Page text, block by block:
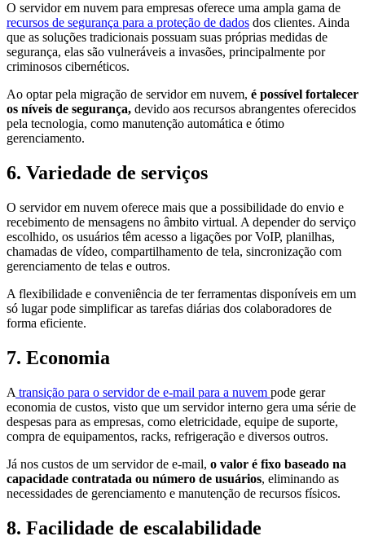
O servidor em nuvem para empresas oferece uma ampla gama de
recursos de segurança para a proteção de dados dos clientes. Ainda
que as soluções tradicionais possuam suas próprias medidas de
segurança, elas são vulneráveis a invasões, principalmente por
criminosos cibernéticos.
Ao optar pela migração de servidor em nuvem, é possível fortalecer
os níveis de segurança, devido aos recursos abrangentes oferecidos
pela tecnologia, como manutenção automática e ótimo
gerenciamento.
6. Variedade de serviços
O servidor em nuvem oferece mais que a possibilidade do envio e
recebimento de mensagens no âmbito virtual. A depender do serviço
escolhido, os usuários têm acesso a ligações por VoIP, planilhas,
chamadas de vídeo, compartilhamento de tela, sincronização com
gerenciamento de telas e outros.
A flexibilidade e conveniência de ter ferramentas disponíveis em um
só lugar pode simplificar as tarefas diárias dos colaboradores de
forma eficiente.
7. Economia
A transição para o servidor de e-mail para a nuvem pode gerar
economia de custos, visto que um servidor interno gera uma série de
despesas para as empresas, como eletricidade, equipe de suporte,
compra de equipamentos, racks, refrigeração e diversos outros.
Já nos custos de um servidor de e-mail, o valor é fixo baseado na
capacidade contratada ou número de usuários, eliminando as
necessidades de gerenciamento e manutenção de recursos físicos.
8. Facilidade de escalabilidade